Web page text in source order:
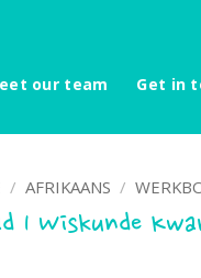
our team Get in
/ AFRIKAANS /
1 Wiskunde